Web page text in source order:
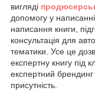
вигляді
допомогу у
написання книги,
консультація для
тематики. Усе це
експертну книгу під
експертний
присутність.